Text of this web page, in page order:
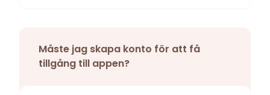
Måste jag skapa konto för att få
tillgång till appen?